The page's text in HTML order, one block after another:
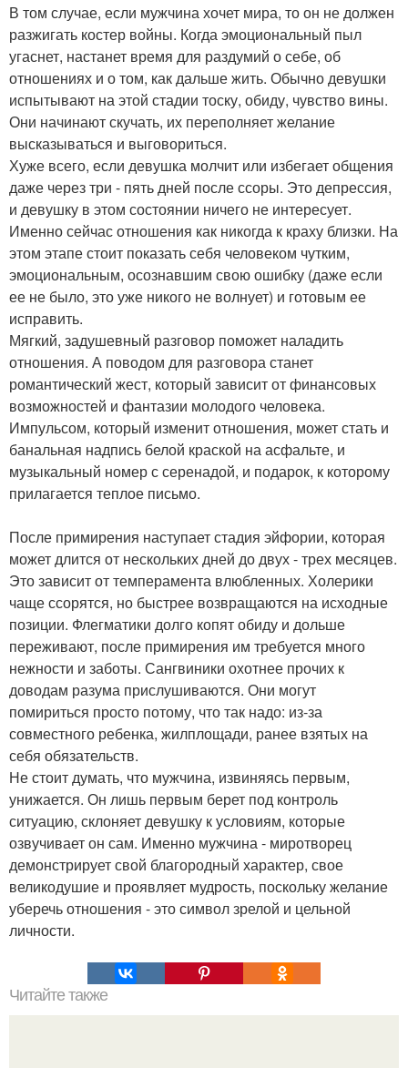
В том случае, если мужчина хочет мира, то он не должен
разжигать костер войны. Когда эмоциональный пыл
угаснет, настанет время для раздумий о себе, об
отношениях и о том, как дальше жить. Обычно девушки
испытывают на этой стадии тоску, обиду, чувство вины.
Они начинают скучать, их переполняет желание
высказываться и выговориться.
Хуже всего, если девушка молчит или избегает общения
даже через три - пять дней после ссоры. Это депрессия,
и девушку в этом состоянии ничего не интересует.
Именно сейчас отношения как никогда к краху близки. На
этом этапе стоит показать себя человеком чутким,
эмоциональным, осознавшим свою ошибку (даже если
ее не было, это уже никого не волнует) и готовым ее
исправить.
Мягкий, задушевный разговор поможет наладить
отношения. А поводом для разговора станет
романтический жест, который зависит от финансовых
возможностей и фантазии молодого человека.
Импульсом, который изменит отношения, может стать и
банальная надпись белой краской на асфальте, и
музыкальный номер с серенадой, и подарок, к которому
прилагается теплое письмо.
После примирения наступает стадия эйфории, которая
может длится от нескольких дней до двух - трех месяцев.
Это зависит от темперамента влюбленных. Холерики
чаще ссорятся, но быстрее возвращаются на исходные
позиции. Флегматики долго копят обиду и дольше
переживают, после примирения им требуется много
нежности и заботы. Сангвиники охотнее прочих к
доводам разума прислушиваются. Они могут
помириться просто потому, что так надо: из-за
совместного ребенка, жилплощади, ранее взятых на
себя обязательств.
Не стоит думать, что мужчина, извиняясь первым,
унижается. Он лишь первым берет под контроль
ситуацию, склоняет девушку к условиям, которые
озвучивает он сам. Именно мужчина - миротворец
демонстрирует свой благородный характер, свое
великодушие и проявляет мудрость, поскольку желание
уберечь отношения - это символ зрелой и цельной
личности.
Читайте также